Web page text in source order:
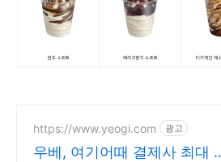
https://www.yeogi.com 광고
우베, 여기어때 결제사 최대 2